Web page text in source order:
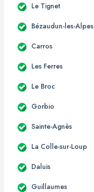
Le Tignet
Bézaudun-les-Alpes
Carros
Les Ferres
Le Broc
Gorbio
Sainte-Agnès
La Colle-sur-Loup
Daluis
Guillaumes